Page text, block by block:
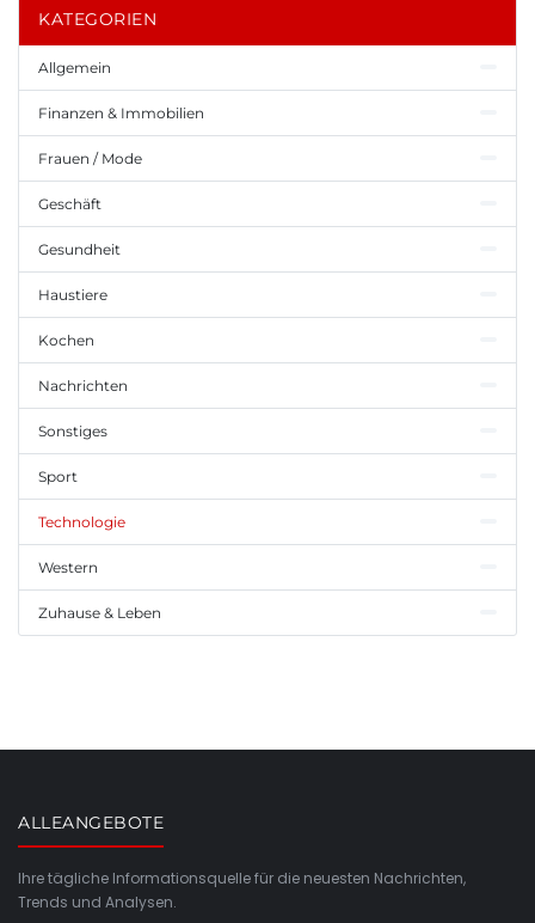
KATEGORIEN
Allgemein
Finanzen & Immobilien
Frauen / Mode
Geschäft
Gesundheit
Haustiere
Kochen
Nachrichten
Sonstiges
Sport
Technologie
Western
Zuhause & Leben
ALLEANGEBOTE
Ihre tägliche Informationsquelle für die neuesten Nachrichten,
Trends und Analysen.